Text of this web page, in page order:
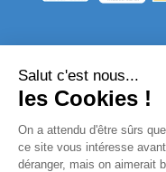
Nos partenaires
Vous
Salut c'est nous...
les Cookies !
On a attendu d'être sûrs
ce site vous intéresse
déranger, mais on aimerait